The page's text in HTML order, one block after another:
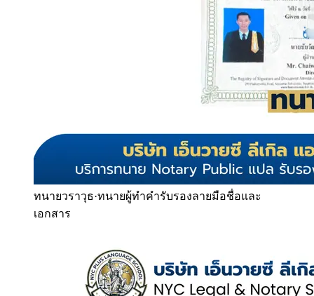
ทนายวราวุธ·ทนายผู้ทำคำรับรองลายมือชื่อและ
เอกสาร